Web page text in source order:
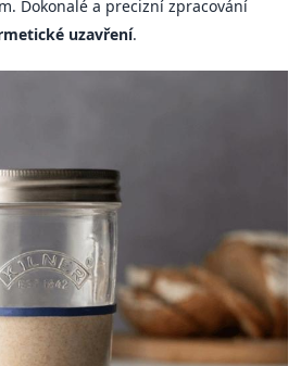
Dokonalé a precizní zpracování
uzavření.